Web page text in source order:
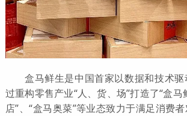
盒马鲜生是中国首家以数据和技术
过重构零售产业“人、货、场”打造了“盒马
店”、“盒马奥菜”等业态致力于满足消费